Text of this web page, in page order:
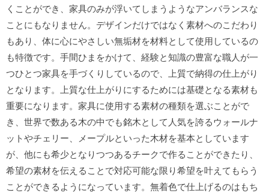
くことができ、家具のみが浮いてしまうようなアンバランスな
ことにもなりません。デザインだけではなく素材へのこだわり
もあり、体に心にやさしい無垢材を材料として使用しているの
も特徴です。手間ひまをかけて、経験と知識の豊富な職人が一
つひとつ家具を手づくりしているので、上質で納得の仕上がり
となります。上質な仕上がりにするためには基礎となる素材も
重要になります。家具に使用する素材の種類を選ぶことがで
き、世界で数ある木の中でも銘木として人気を誇るウォールナ
ットやチェリー、メープルといった木材を基本としています
が、他にも希少となりつつあるチークで作ることができたり、
希望の素材を伝えることで対応可能な限り希望を叶えてもらう
ことができるようになっています。無着色で仕上げるのはもち